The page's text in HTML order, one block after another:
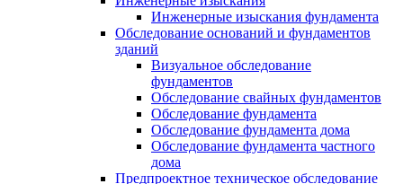
Инженерные изыскания фундамента
Обследование оснований и фундаментов
зданий
Визуальное обследование
фундаментов
Обследование свайных фундаментов
Обследование фундамента
Обследование фундамента дома
Обследование фундамента частного
дома
Предпроектное техническое обследование